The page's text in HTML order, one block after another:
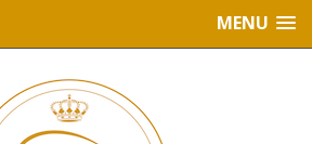
MENU